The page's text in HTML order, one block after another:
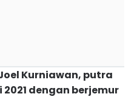
Kurniawan, putra
dengan berjemur